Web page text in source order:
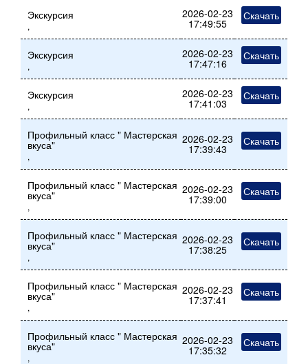
Экскурсия
,
2026-02-23
17:49:55
Скачать
Экскурсия
,
2026-02-23
17:47:16
Скачать
Экскурсия
,
2026-02-23
17:41:03
Скачать
Профильный класс " Мастерская
вкуса"
,
2026-02-23
17:39:43
Скачать
Профильный класс " Мастерская
вкуса"
,
2026-02-23
17:39:00
Скачать
Профильный класс " Мастерская
вкуса"
,
2026-02-23
17:38:25
Скачать
Профильный класс " Мастерская
вкуса"
,
2026-02-23
17:37:41
Скачать
Профильный класс " Мастерская
вкуса"
,
2026-02-23
17:35:32
Скачать